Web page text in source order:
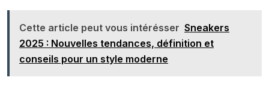
Cette article peut vous intérésser Sneakers
2025 : Nouvelles tendances, définition et
conseils pour un style moderne